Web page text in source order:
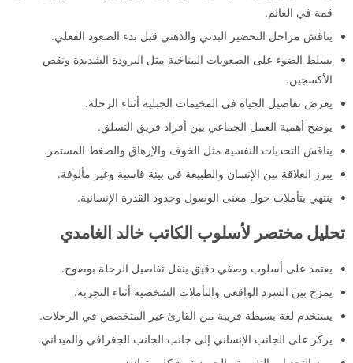
قمة في العالم.
يناقش مراحل التحضير البدني والذهني قبل بدء الصعود الفعلي.
يسلط الضوء على الصعوبات المناخية مثل البرودة الشديدة ونقص
الأكسجين.
يعرض تفاصيل الحياة في المخيمات الجبلية أثناء الرحلة.
يوضح أهمية العمل الجماعي بين أفراد فريق التسلق.
يناقش التحديات النفسية مثل الخوف والإرهاق والضغط المستمر.
يبرز العلاقة بين الإنسان والطبيعة في بيئة قاسية وغير مألوفة.
ينتهي بتأملات حول معنى الوصول وحدود القدرة الإنسانية.
تحليل مختصر لأسلوب الكاتب خالد الغامدي
يعتمد على أسلوب وصفي دقيق ينقل تفاصيل الرحلة بوضوح.
يمزج بين السرد الواقعي والتأملات الشخصية أثناء التجربة.
يستخدم لغة بسيطة قريبة من القارئ غير المتخصص في الرحلات.
يركز على الجانب الإنساني إلى جانب الجانب الجغرافي والميداني.